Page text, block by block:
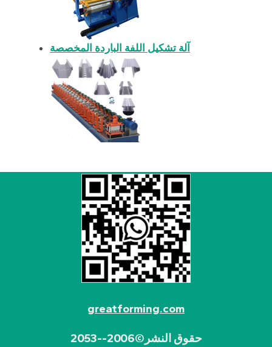
آلة تشكيل اللفة الباردة المخصصة
greatforming.com
حقوق النشر©2006--2053